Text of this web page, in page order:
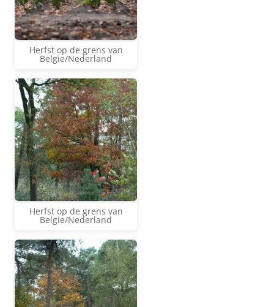
Herfst op de grens van
Belgie/Nederland
Herfst op de grens van
Belgie/Nederland